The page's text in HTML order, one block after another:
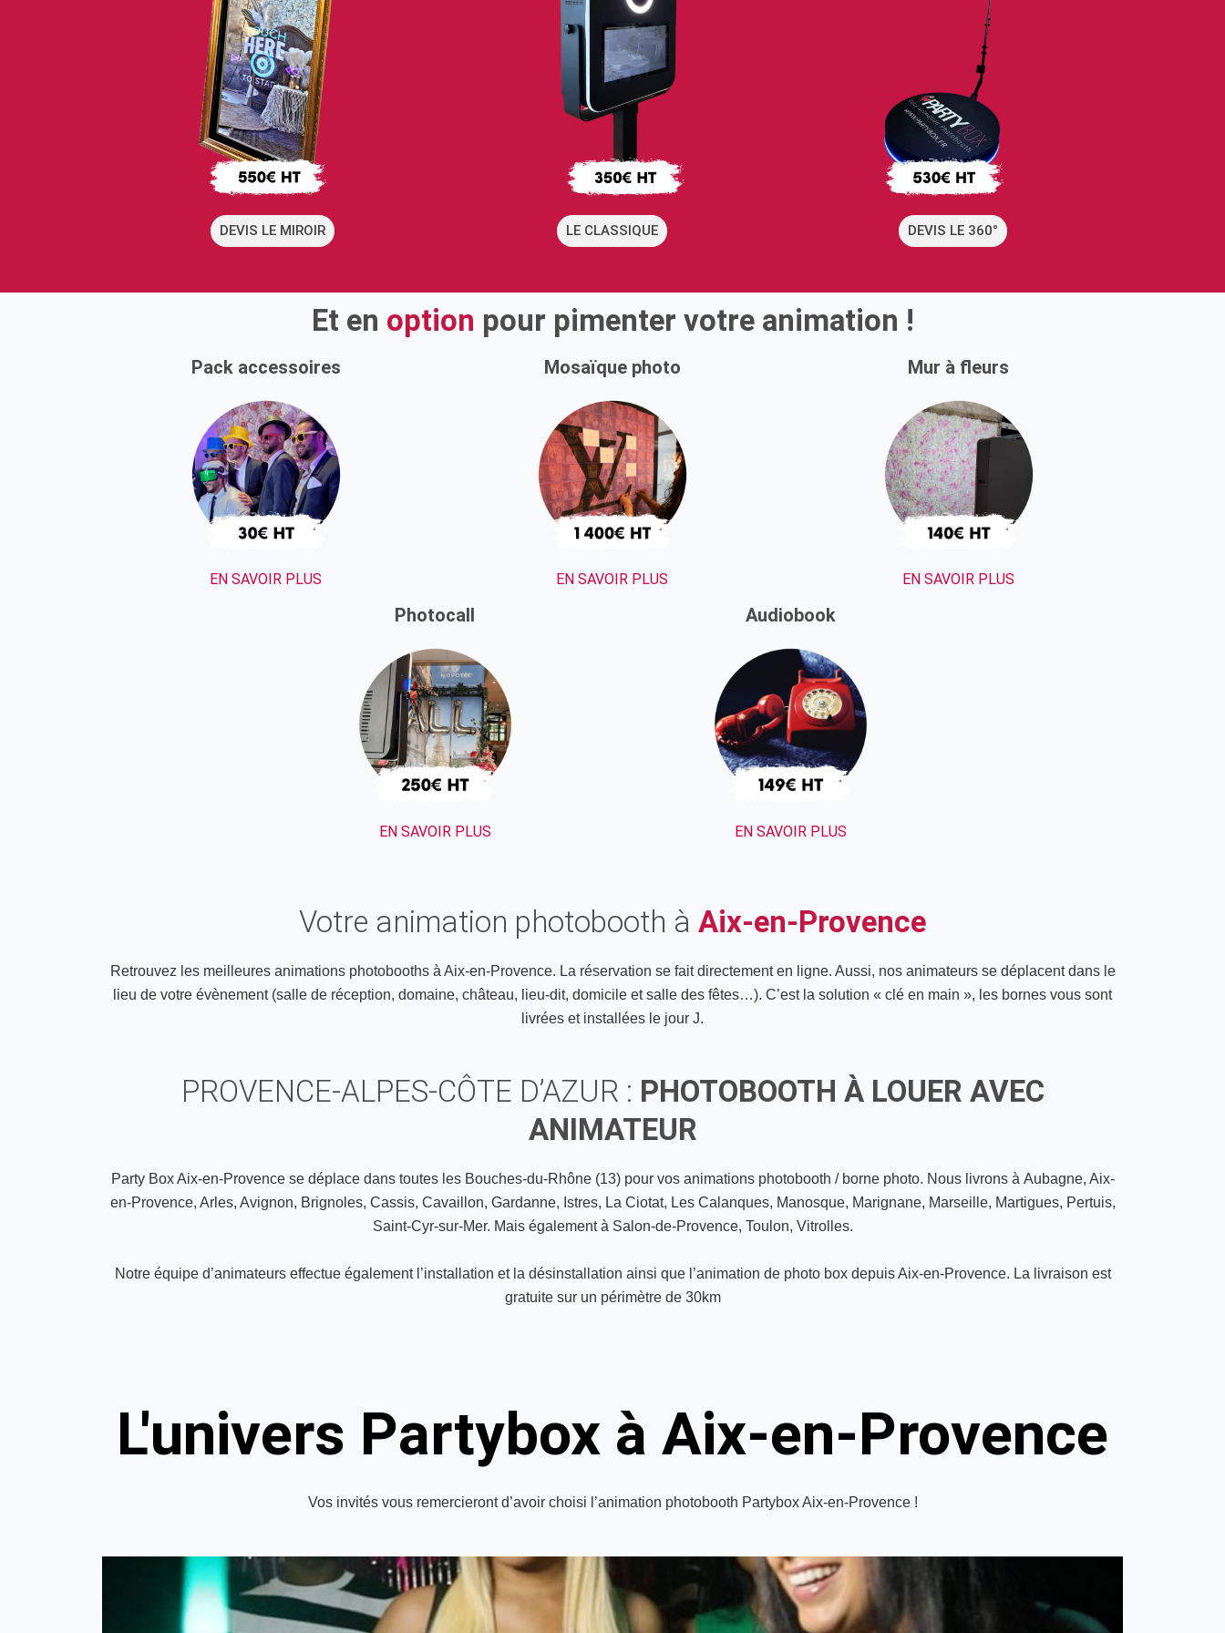
DEVIS LE MIROIR LE CLASSIQUE DEVIS LE 360°
Et en option pour pimenter votre animation !
Pack accessoires
EN SAVOIR PLUS
Mosaïque photo
EN SAVOIR PLUS
Mur à fleurs
EN SAVOIR PLUS
Photocall
EN SAVOIR PLUS
Audiobook
EN SAVOIR PLUS
Votre animation photobooth à Aix-en-Provence
Retrouvez les meilleures animations photobooths à Aix-en-Provence. La réservation se fait directement en ligne. Aussi, nos animateurs se déplacent dans le
lieu de votre évènement (salle de réception, domaine, château, lieu-dit, domicile et salle des fêtes…). C’est la solution « clé en main », les bornes vous sont
livrées et installées le jour J.
PROVENCE-ALPES-CÔTE D’AZUR : PHOTOBOOTH À LOUER AVEC
ANIMATEUR
Party Box Aix-en-Provence se déplace dans toutes les Bouches-du-Rhône (13) pour vos animations photobooth / borne photo. Nous livrons à Aubagne, Aix-
en-Provence, Arles, Avignon, Brignoles, Cassis, Cavaillon, Gardanne, Istres, La Ciotat, Les Calanques, Manosque, Marignane, Marseille, Martigues, Pertuis,
Saint-Cyr-sur-Mer. Mais également à Salon-de-Provence, Toulon, Vitrolles.
Notre équipe d’animateurs effectue également l’installation et la désinstallation ainsi que l’animation de photo box depuis Aix-en-Provence. La livraison est
gratuite sur un périmètre de 30km
L'univers Partybox à Aix-en-Provence
Vos invités vous remercieront d’avoir choisi l’animation photobooth Partybox Aix-en-Provence !